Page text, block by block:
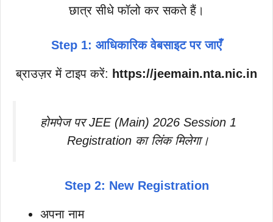
छात्र सीधे फॉलो कर सकते हैं।
Step 1: आधिकारिक वेबसाइट पर जाएँ
ब्राउज़र में टाइप करें: https://jeemain.nta.nic.in
होमपेज पर JEE (Main) 2026 Session 1
Registration का लिंक मिलेगा।
Step 2: New Registration
अपना नाम